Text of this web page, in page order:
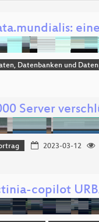
Datenbanken und
Server
2023-03-12
copilot